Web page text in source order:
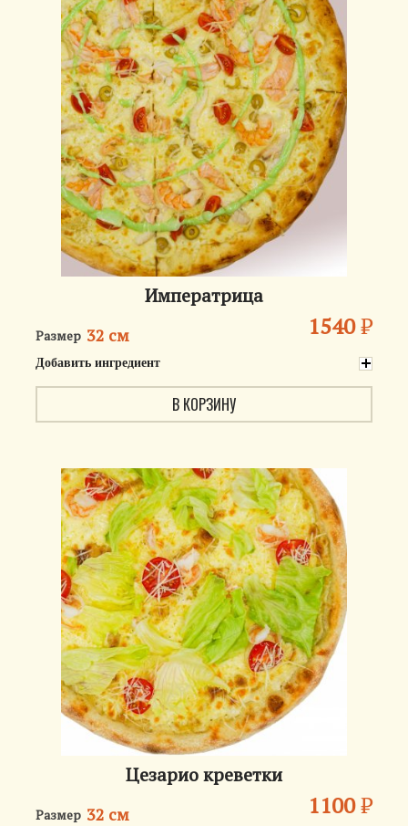
Императрица
Размер 32 см 1540₽
Добавить ингредиент
В КОРЗИНУ
Цезарио креветки
Размер 32 см 1100₽